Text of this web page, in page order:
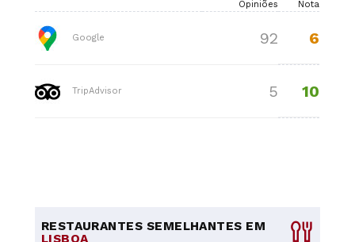
Opiniões Nota
Google 92 6
TripAdvisor 5 10
RESTAURANTES SEMELHANTES EM
LISBOA